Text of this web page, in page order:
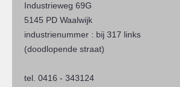
Industrieweg 69G
5145 PD Waalwijk
industrienummer : bij 317 links
(doodlopende straat)
tel. 0416 - 343124